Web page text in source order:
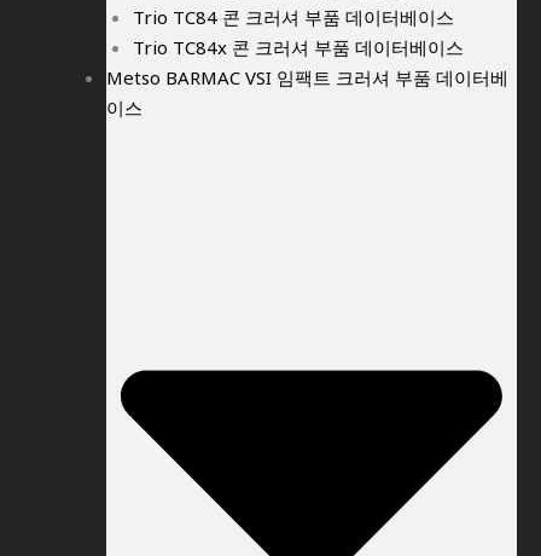
Trio TC84 콘 크러셔 부품 데이터베이스
Trio TC84x 콘 크러셔 부품 데이터베이스
Metso BARMAC VSI 임팩트 크러셔 부품 데이터베
이스